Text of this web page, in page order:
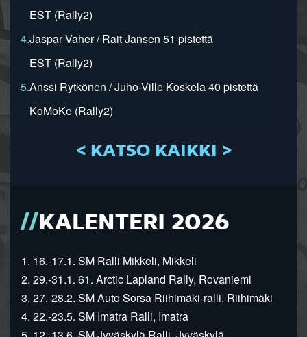
EST (Rally2)
4.Jaspar Vaher / Rait Jansen 51 pistettä
EST (Rally2)
5.Anssi Rytkönen / Juho-Ville Koskela 40 pistettä
KoMoKe (Rally2)
< KATSO KAIKKI >
KALENTERI 2026
1. 16.-17.1. SM Ralli Mikkeli, Mikkeli
2. 29.-31.1. 61. Arctic Lapland Rally, Rovaniemi
3. 27.-28.2. SM Auto Sorsa Riihimäki-ralli, Riihimäki
4. 22.-23.5. SM Imatra Ralli, Imatra